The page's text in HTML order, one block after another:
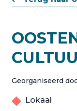
Georganiseerd
Lokaal